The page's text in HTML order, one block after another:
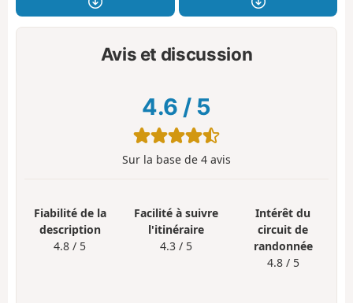
Avis et discussion
4.6 / 5
Sur la base de 4 avis
Fiabilité de la
description
4.8 / 5
Facilité à suivre
l'itinéraire
4.3 / 5
Intérêt du
circuit de
randonnée
4.8 / 5